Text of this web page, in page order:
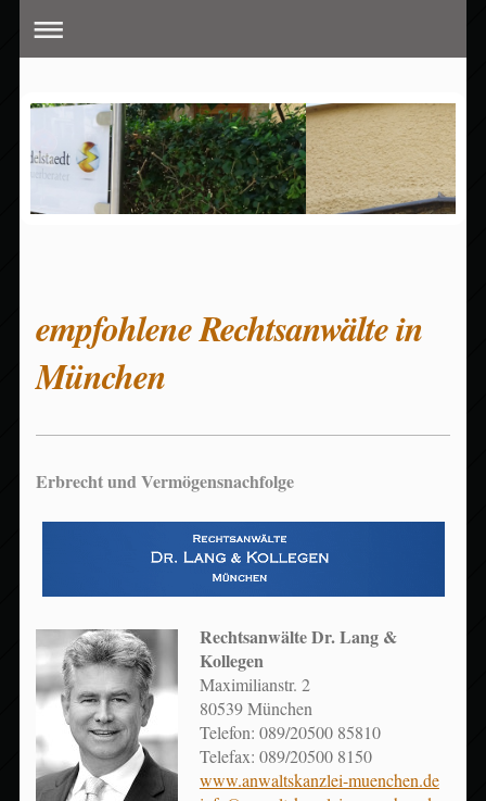
empfohlene Rechtsanwälte in
München
Erbrecht und Vermögensnachfolge
Rechtsanwälte Dr. Lang &
Kollegen
Maximilianstr. 2
80539 München
Telefon: 089/20500 85810
Telefax: 089/20500 8150
www.anwaltskanzlei-muenchen.de